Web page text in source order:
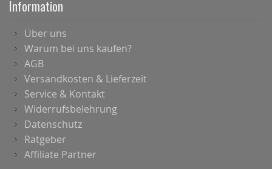
Information
Über uns
Warum bei uns kaufen?
AGB
Versandkosten & Lieferzeit
Service & Kontakt
Widerrufsbelehrung
Datenschutz
Ratgeber
Affiliate Partner